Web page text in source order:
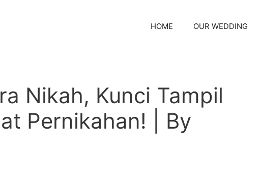
HOME OUR WEDDING
Nikah, Kunci Tampil
Pernikahan! | By